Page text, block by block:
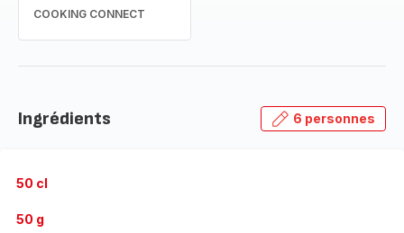
COOKING CONNECT
Ingrédients 6 personnes
50 cl
50 g